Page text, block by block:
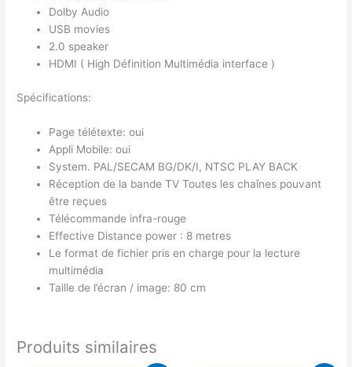
Dolby Audio
USB movies
2.0 speaker
HDMI ( High Définition Multimédia interface )
Spécifications:
Page télétexte: oui
Appli Mobile: oui
System. PAL/SECAM BG/DK/I, NTSC PLAY BACK
Réception de la bande TV Toutes les chaînes pouvant
être reçues
Télécommande infra-rouge
Effective Distance power : 8 metres
Le format de fichier pris en charge pour la lecture
multimédia
Taille de l’écran / image: 80 cm
Produits similaires